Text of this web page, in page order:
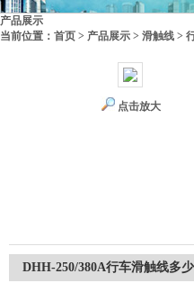
产品展示
当前位置： 首页 > 产品展示 > 滑触线 >
点击放大
DHH-250/380A行车滑触线多